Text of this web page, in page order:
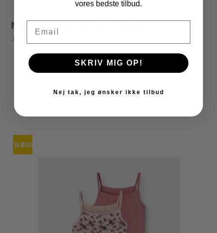
Name It - Hipster 2-Pak Øko
JOHA
79,95 kr
TILBUD
vores bedste tilbud.
SKRIV MIG OP!
Nej tak, jeg ønsker ikke tilbud